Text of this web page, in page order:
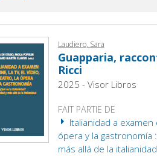
Laudiero, Sara
Guapparia,
Ricci
2025 - Visor Libros
FAIT PARTIE DE
Italianidad a examen
ópera y la gastronomía
más allá de la